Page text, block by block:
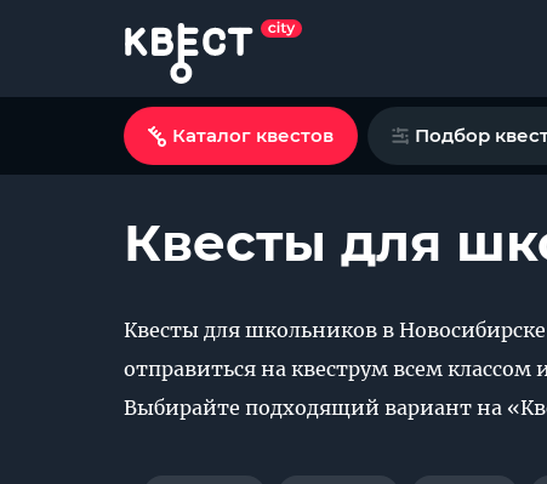
Каталог квестов Подбор
Квесты для
Квесты для школьников в
отправиться на квеструм всем
Выбирайте подходящий вариант на